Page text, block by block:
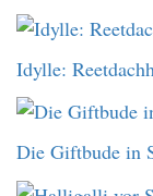
Idylle:
Die Giftbude in